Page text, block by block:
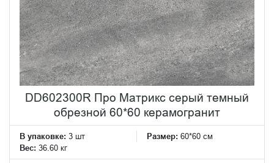
DD602300R Про Матрикс серый темный
обрезной 60*60 керамогранит
В упаковке: 3 шт Размер: 60*60 см
Вес: 36.60 кг